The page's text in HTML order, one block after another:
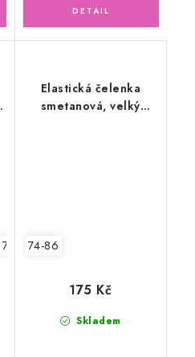
74-86
Elastická čelenka
smetanová, velký
74-86
Skladem
175 Kč